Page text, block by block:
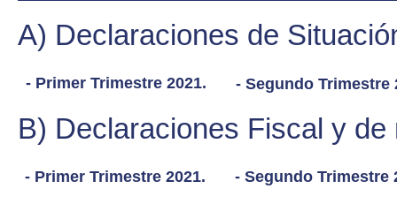
A) Declaraciones de
- Primer Trimestre 2021. - Segundo Trimestre
B) Declaraciones Fiscal y
- Primer Trimestre 2021. - Segundo Trimestre